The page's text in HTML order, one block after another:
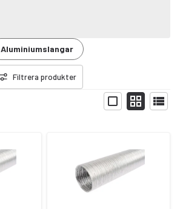
Aluminiumslangar
Filtrera produkter
Visa